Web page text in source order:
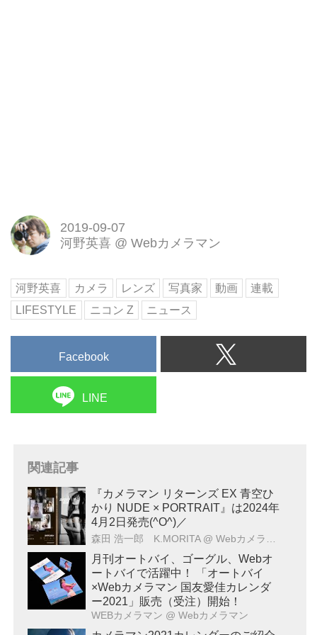
2019-09-07
河野英喜 @ Webカメラマン
河野英喜 カメラ レンズ 写真家 動画
連載
LIFESTYLE
ニコン Z ニュース
Facebook
LINE
関連記事
『カメラマン リターンズ EX 青空ひ
かり NUDE × PORTRAIT』は2024年
4月2日発売(^O^)／
森田 浩一郎 K.MORITA @ Webカメラマン
月刊オートバイ、ゴーグル、Webオ
ートバイで活躍中！ 「オートバイ
×Webカメラマン 国友愛佳カレンダ
ー2021」販売（受注）開始！
WEBカメラマン @ Webカメラマン